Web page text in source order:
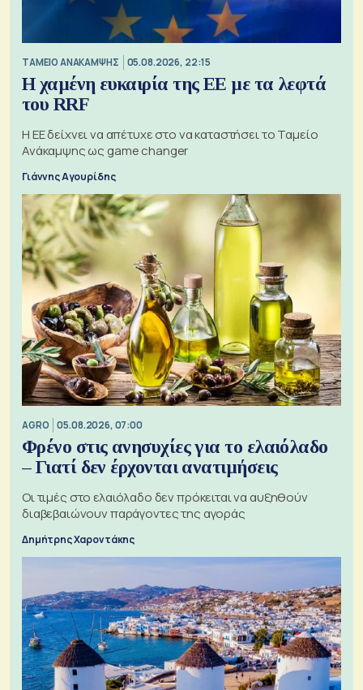
ΤΑΜΕΙΟ ΑΝΑΚΑΜΨΗΣ 05.08.2026, 22:15
Η χαμένη ευκαιρία της ΕΕ με τα λεφτά
του RRF
Η ΕΕ δείχνει να απέτυχε στο να καταστήσει το Ταμείο
Ανάκαμψης ως game changer
Γιάννης Αγουρίδης
AGRO 05.08.2026, 07:00
Φρένο στις ανησυχίες για το ελαιόλαδο
– Γιατί δεν έρχονται ανατιμήσεις
Οι τιμές στο ελαιόλαδο δεν πρόκειται να αυξηθούν
διαβεβαιώνουν παράγοντες της αγοράς
Δημήτρης Χαροντάκης